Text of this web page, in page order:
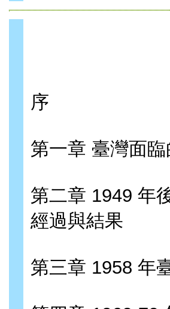
序
第一章 臺灣面
第二章 1949 年
經過與結果
第三章 1958 年